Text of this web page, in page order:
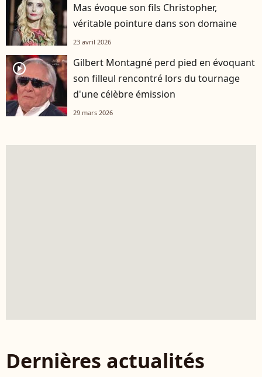
Mas évoque son fils Christopher,
véritable pointure dans son domaine
23 avril 2026
player2
Gilbert Montagné perd pied en évoquant
son filleul rencontré lors du tournage
d'une célèbre émission
29 mars 2026
Dernières actualités